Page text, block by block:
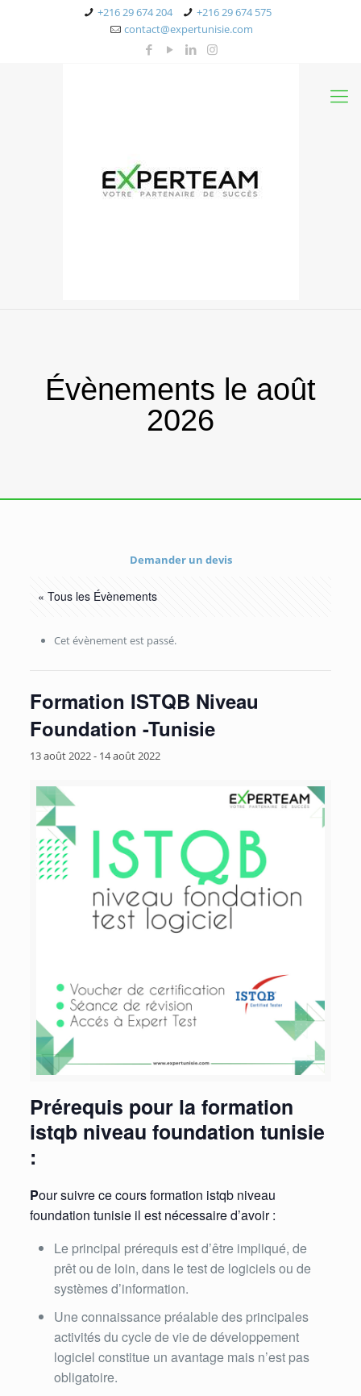
+216 29 674 204
+216 29 674 575
contact@expertunisie.com
Évènements le août
2026
Demander un devis
« Tous les Évènements
Cet évènement est passé.
Formation ISTQB Niveau
Foundation -Tunisie
13 août 2022- 14 août 2022
Prérequis pour la formation
istqb niveau foundation tunisie
:
Pour suivre ce cours formation istqb niveau
foundation tunisie il est nécessaire d’avoir :
Le principal prérequis est d’être impliqué, de
prêt ou de loin, dans le test de logiciels ou de
systèmes d’information.
Une connaissance préalable des principales
activités du cycle de vie de développement
logiciel constitue un avantage mais n’est pas
obligatoire.